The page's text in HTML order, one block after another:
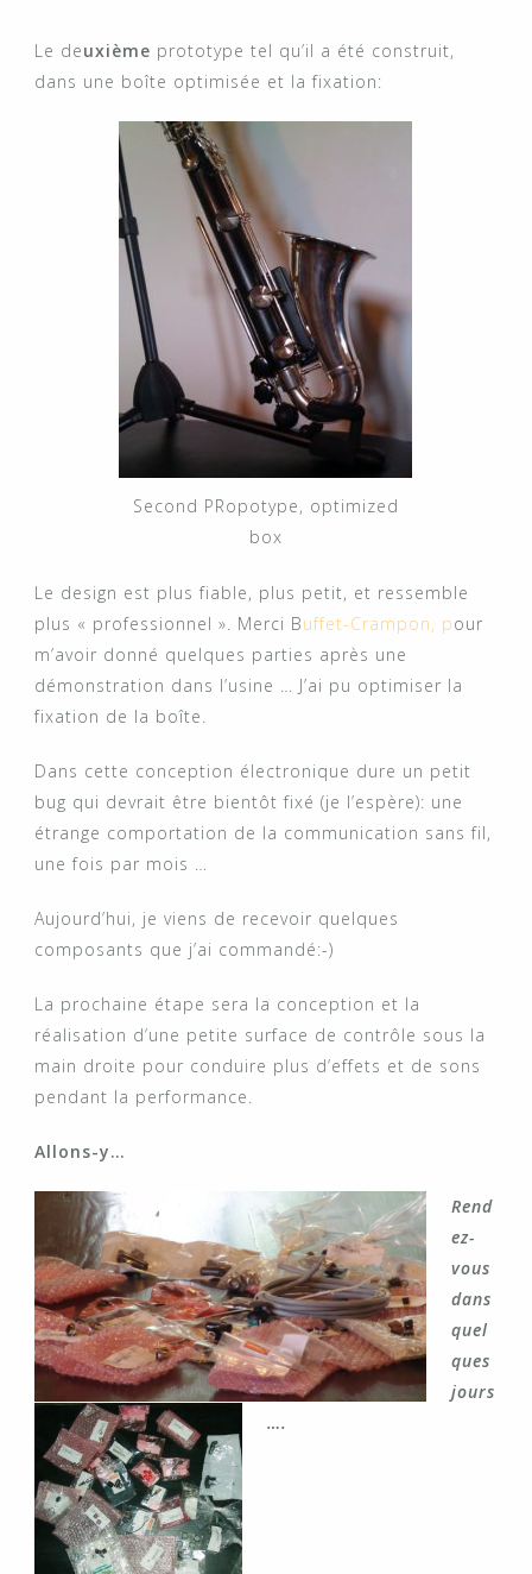
Le deuxième prototype tel qu’il a été construit,
dans une boîte optimisée et la fixation:
Second PRopotype, optimized
box
Le design est plus fiable, plus petit, et ressemble
plus « professionnel ». Merci Buffet-Crampon, pour
m’avoir donné quelques parties après une
démonstration dans l’usine … J’ai pu optimiser la
fixation de la boîte.
Dans cette conception électronique dure un petit
bug qui devrait être bientôt fixé (je l’espère): une
étrange comportation de la communication sans fil,
une fois par mois …
Aujourd’hui, je viens de recevoir quelques
composants que j’ai commandé:-)
La prochaine étape sera la conception et la
réalisation d’une petite surface de contrôle sous la
main droite pour conduire plus d’effets et de sons
pendant la performance.
Allons-y…
Rend
ez-
vous
dans
quel
ques
jours
….